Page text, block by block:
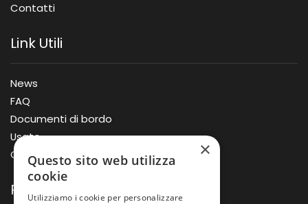
Contatti
Link Utili
News
FAQ
Documenti di bordo
Usato
Offerte
Prodotti
×
Questo sito web utilizza
cookie
Utilizziamo i cookie per personalizzare